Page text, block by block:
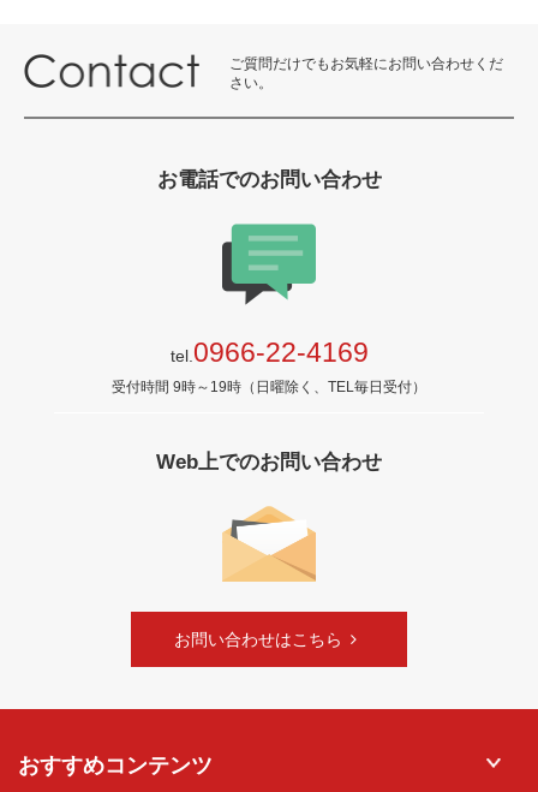
ご質問だけでもお気軽にお問い合わせくだ
さい。
お電話でのお問い合わせ
tel. 0966-22-4169
受付時間 9時～19時（日曜除く、TEL毎日受付）
Web上でのお問い合わせ
お問い合わせはこちら
おすすめコンテンツ